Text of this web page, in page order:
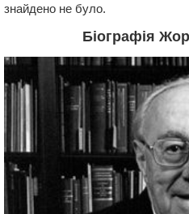
знайдено не було.
Біографія